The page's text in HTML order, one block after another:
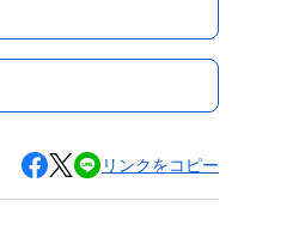
リンクをコピー